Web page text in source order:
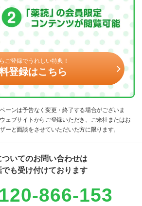
ご登録でうれしい特典！
登録はこちら
ーンは予告なく変更・終了する場合がございま
ェブサイトからご登録いただき、ご来社またはお
ーと面談をさせていただいた方に限ります。
ついてのお問い合わせは
でも受け付けております
866-153